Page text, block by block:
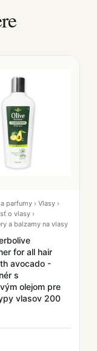
parfumy › Vlasy ›
o vlasy ›
a balzamy na vlasy
for all hair
avocado -
s
olejom pre
vlasov 200